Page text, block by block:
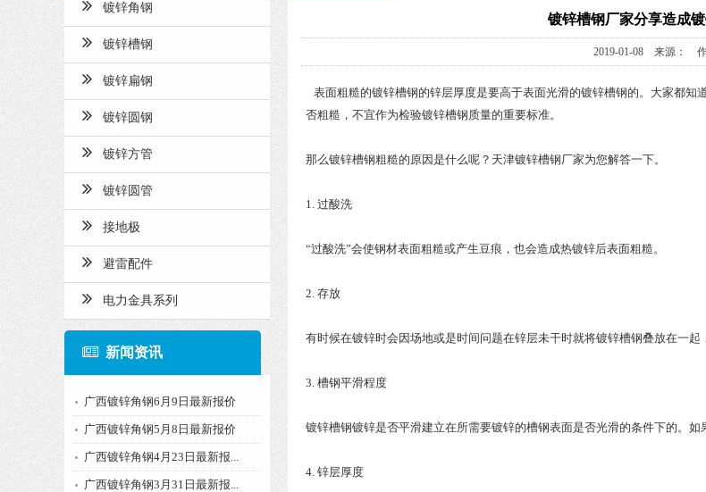
镀锌角钢
镀锌槽钢
镀锌扁钢
镀锌圆钢
镀锌方管
镀锌圆管
接地极
避雷配件
电力金具系列
新闻资讯
广西镀锌角钢6月9日最新报价
广西镀锌角钢5月8日最新报价
广西镀锌角钢4月23日最新报...
广西镀锌角钢3月31日最新报...
镀锌槽钢厂家分享造成
2019-01-08 来源：
表面粗糙的镀锌槽钢的锌层厚度是要高于表面光滑的镀锌槽钢的。大家都
否粗糙，不宜作为检验镀锌槽钢质量的重要标准。
那么镀锌槽钢粗糙的原因是什么呢？天津镀锌槽钢厂家为您解答一下。
1. 过酸洗
“过酸洗”会使钢材表面粗糙或产生豆痕，也会造成热镀锌后表面粗糙。
2. 存放
有时候在镀锌时会因场地或是时间问题在锌层未干时就将镀锌槽钢叠放在一起
3. 槽钢平滑程度
镀锌槽钢镀锌是否平滑建立在所需要镀锌的槽钢表面是否光滑的条件下的。
4. 锌层厚度